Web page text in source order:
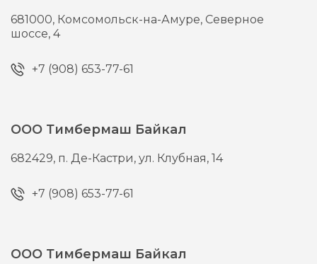
681000, Комсомольск-на-Амуре, Северное
шоссе, 4
+7 (908) 653-77-61
ООО Тимбермаш Байкал
682429, п. Де-Кастри,ул. Клубная, 14
+7 (908) 653-77-61
ООО Тимбермаш Байкал